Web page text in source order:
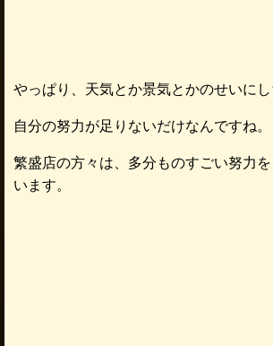
やっぱり、天気とか景気とかのせいにし
自分の努力が足りないだけなんですね。
繁盛店の方々は、多分ものすごい努力
います。